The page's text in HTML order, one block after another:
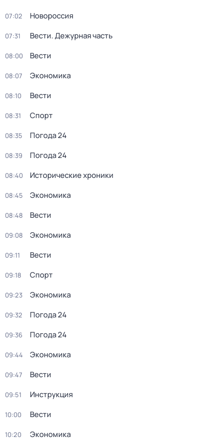
07:02 Новороссия
07:31 Вести. Дежурная часть
08:00 Вести
08:07 Экономика
08:10 Вести
08:31 Спорт
08:35 Погода 24
08:39 Погода 24
08:40 Исторические хроники
08:45 Экономика
08:48 Вести
09:08 Экономика
09:11 Вести
09:18 Спорт
09:23 Экономика
09:32 Погода 24
09:36 Погода 24
09:44 Экономика
09:47 Вести
09:51 Инструкция
10:00 Вести
10:20 Экономика